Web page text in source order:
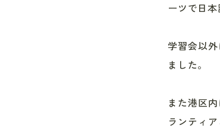
ーツで日
学習会以
ました。
また港区
ランティ